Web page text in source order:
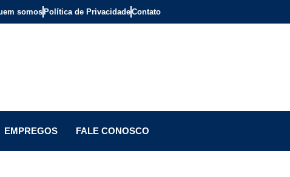
somos Política de PrivacidadeContato
EMPREGOS FALE CONOSCO